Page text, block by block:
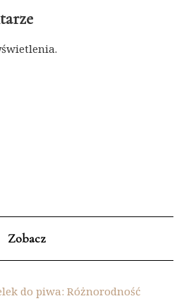
Zobacz
do piwa: Różnorodność